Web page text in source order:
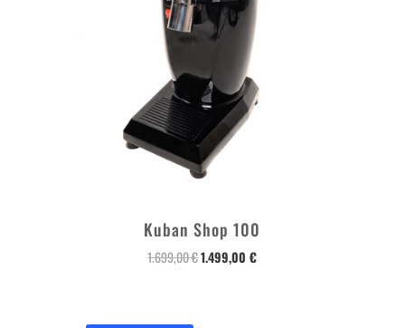
Kuban Shop 100
1.699,00€1.499,00€